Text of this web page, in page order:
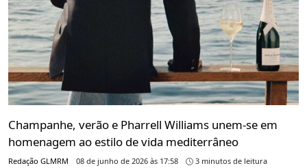
Champanhe, verão e Pharrell Williams unem-se em
homenagem ao estilo de vida mediterrâneo
Redação GLMRM 08 de junho de 2026 às 17:58 3 minutos de leitura